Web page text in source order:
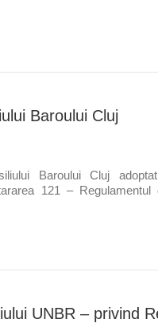
Baroului Cluj
Baroului Cluj
121 –
UNBR – privind